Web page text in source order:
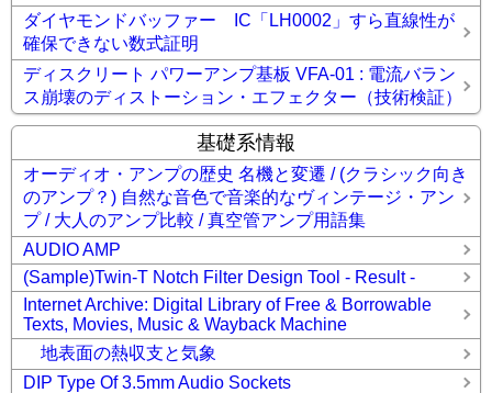
ダイヤモンドバッファー IC「LH0002」すら直線性が
確保できない数式証明
ディスクリート パワーアンプ基板 VFA-01 : 電流バラン
ス崩壊のディストーション・エフェクター（技術検証）
基礎系情報
オーディオ・アンプの歴史 名機と変遷 / (クラシック向き
のアンプ？) 自然な音色で音楽的なヴィンテージ・アン
プ / 大人のアンプ比較 / 真空管アンプ用語集
AUDIO AMP
(Sample)Twin-T Notch Filter Design Tool - Result -
Internet Archive: Digital Library of Free & Borrowable
Texts, Movies, Music & Wayback Machine
地表面の熱収支と気象
DIP Type Of 3.5mm Audio Sockets